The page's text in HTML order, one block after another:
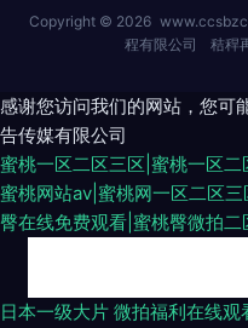
Copyright © 2026
程有限公司
秸稈
感谢您访问我们的网站，您可
告传媒有限公司
蜜桃一区二区三区|蜜桃一区
蜜桃网站av|蜜桃网一区二区
臀在线免费观看|蜜桃臀微拍二
日本一级大片 微拍福利在线观